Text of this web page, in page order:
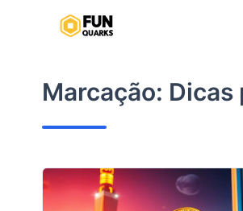
conteúdoMarcação: Dicas